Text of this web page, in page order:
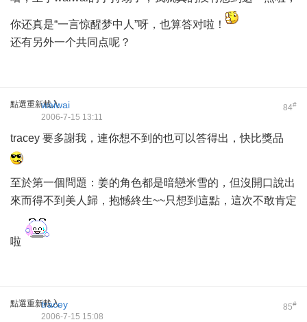
你还真是“一言惊醒梦中人”呀，也算答对啦！
还有另外一个共同点呢？
點選重新載入 84#
waiwai
2006-7-15 13:11
tracey 要多謝我，連你想不到的也可以答得出，快比獎品
至於第一個問題：姜的角色都是暗戀米雪的，但沒開口說出
來而得不到美人歸，抱憾終生~~只想到這點，這次不敢肯定
啦
點選重新載入 85#
tracey
2006-7-15 15:08